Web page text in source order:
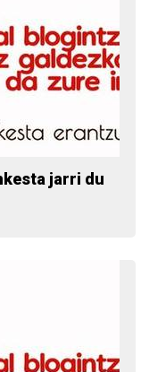
jarri du